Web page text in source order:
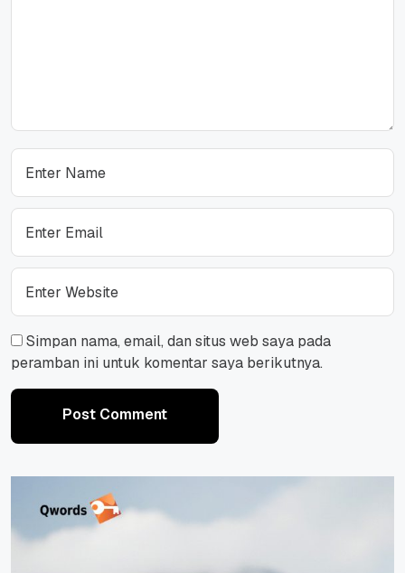
Simpan nama, email, dan situs web saya pada
peramban ini untuk komentar saya berikutnya.
Post Comment